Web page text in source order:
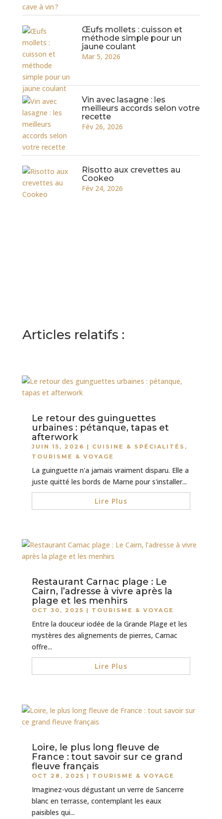
Œufs mollets : cuisson et
méthode simple pour un
jaune coulant
Mar 5, 2026
Vin avec lasagne : les
meilleurs accords selon votre
recette
Fév 26, 2026
Risotto aux crevettes au
Cookeo
Fév 24, 2026
Articles relatifs :
Le retour des guinguettes
urbaines : pétanque, tapas et
afterwork
JUIN 15, 2026 | CUISINE & SPÉCIALITÉS ,
TOURISME & VOYAGE
La guinguette n'a jamais vraiment disparu. Elle a
juste quitté les bords de Marne pour s'installer...
Lire Plus
Restaurant Carnac plage : Le
Cairn, l’adresse à vivre après la
plage et les menhirs
OCT 30, 2025 | TOURISME & VOYAGE
Entre la douceur iodée de la Grande Plage et les
mystères des alignements de pierres, Carnac
offre...
Lire Plus
Loire, le plus long fleuve de
France : tout savoir sur ce grand
fleuve français
OCT 28, 2025 | TOURISME & VOYAGE
Imaginez-vous dégustant un verre de Sancerre
blanc en terrasse, contemplant les eaux
paisibles qui...